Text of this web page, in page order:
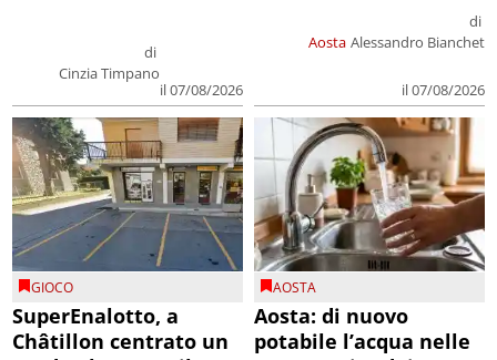
di
Cinzia Timpano
il 07/08/2026
Aosta
di
Alessandro Bianchet
il 07/08/2026
GIOCO
SuperEnalotto, a
Châtillon centrato un
AOSTA
Aosta: di nuovo
potabile l’acqua nelle